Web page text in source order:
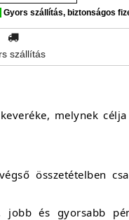
Gyors szállítás, biztonságos
szállítás
melynek
összetételben
jobb és gyorsabb